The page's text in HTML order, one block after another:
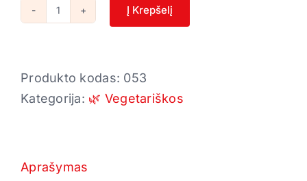
produkto
🌿
Į Krepšelį
Produkto kodas: 053
Kategorija: 🌿 Vegetariškos
Aprašymas